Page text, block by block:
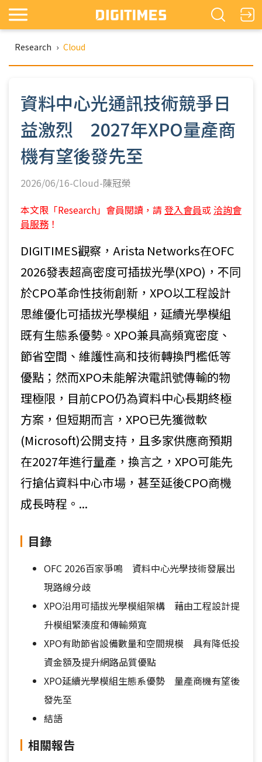
Research › Cloud
資料中心光通訊技術競爭日
益激烈 2027年XPO量產商
機有望後發先至
2026/06/16-Cloud-陳冠榮
本文限「Research」會員閱讀，請 登入會員或 洽詢會
員服務 ！
DIGITIMES觀察，Arista Networks在OFC
2026發表超高密度可插拔光學(XPO)，不同
於CPO革命性技術創新，XPO以工程設計
思維優化可插拔光學模組，延續光學模組
既有生態系優勢。XPO兼具高頻寬密度、
節省空間、維護性高和技術轉換門檻低等
優點；然而XPO未能解決電訊號傳輸的物
理極限，目前CPO仍為資料中心長期終極
方案，但短期而言，XPO已先獲微軟
(Microsoft)公開支持，且多家供應商預期
在2027年進行量產，換言之，XPO可能先
行搶佔資料中心市場，甚至延後CPO商機
成長時程。...
目錄
OFC 2026百家爭鳴 資料中心光學技術發展出
現路線分歧
XPO沿用可插拔光學模組架構 藉由工程設計提
升模組緊湊度和傳輸頻寬
XPO有助節省設備數量和空間規模 具有降低投
資金額及提升網路品質優點
XPO延續光學模組生態系優勢 量產商機有望後
發先至
結語
相關報告